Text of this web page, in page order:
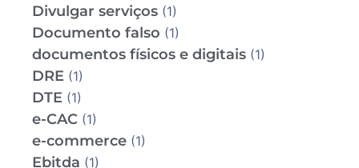
Divulgar serviços (1)
Documento falso (1)
documentos físicos e digitais (1)
DRE (1)
DTE (1)
e-CAC (1)
e-commerce (1)
Ebitda (1)